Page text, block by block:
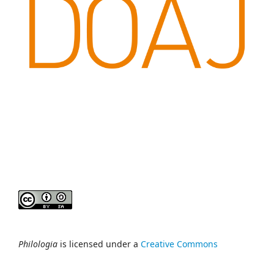
Philologia is licensed under a Creative Commons